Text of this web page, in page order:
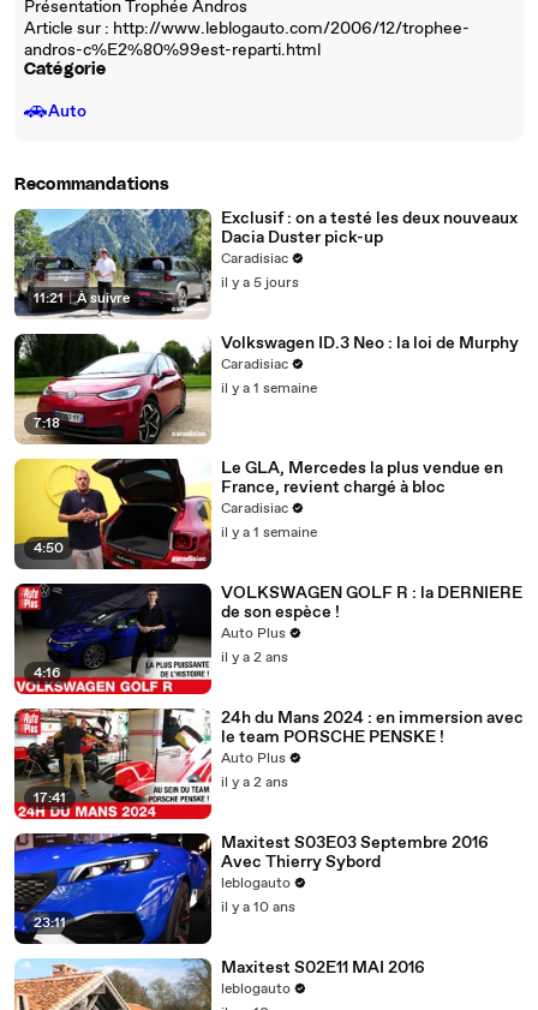
Présentation Trophée Andros
Article sur : http://www.leblogauto.com/2006/12/trophee-
andros-c%E2%80%99est-reparti.html
Catégorie
🚗Auto
Recommandations
11:21 | À suivre
Exclusif : on a testé les deux nouveaux
Dacia Duster pick-up
Caradisiac
il y a 5 jours
7:18
Volkswagen ID.3 Neo : la loi de Murphy
Caradisiac
il y a 1 semaine
4:50
Le GLA, Mercedes la plus vendue en
France, revient chargé à bloc
Caradisiac
il y a 1 semaine
4:16
VOLKSWAGEN GOLF R : la DERNIERE
de son espèce !
Auto Plus
il y a 2 ans
17:41
24h du Mans 2024 : en immersion avec
le team PORSCHE PENSKE !
Auto Plus
il y a 2 ans
23:11
Maxitest S03E03 Septembre 2016
Avec Thierry Sybord
leblogauto
il y a 10 ans
Maxitest S02E11 MAI 2016
leblogauto